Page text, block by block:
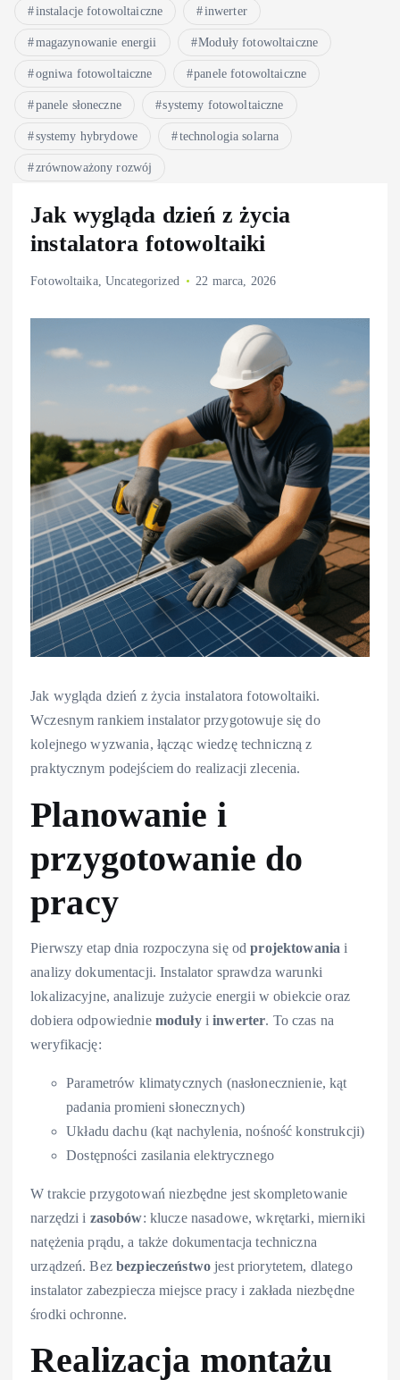
instalacje fotowoltaiczne inwerter
magazynowanie energii Moduły fotowoltaiczne
ogniwa fotowoltaiczne panele fotowoltaiczne
panele słoneczne systemy fotowoltaiczne
systemy hybrydowe technologia solarna
zrównoważony rozwój
Jak wygląda dzień z życia
instalatora fotowoltaiki
Fotowoltaika,Uncategorized 22 marca, 2026
Jak wygląda dzień z życia instalatora fotowoltaiki.
Wczesnym rankiem instalator przygotowuje się do
kolejnego wyzwania, łącząc wiedzę techniczną z
praktycznym podejściem do realizacji zlecenia.
Planowanie i
przygotowanie do
pracy
Pierwszy etap dnia rozpoczyna się odprojektowania i
analizy dokumentacji. Instalator sprawdza warunki
lokalizacyjne, analizuje zużycie energii w obiekcie oraz
dobiera odpowiednie modułyiinwerter. To czas na
weryfikację:
Parametrów klimatycznych (nasłonecznienie, kąt
padania promieni słonecznych)
Układu dachu (kąt nachylenia, nośność konstrukcji)
Dostępności zasilania elektrycznego
W trakcie przygotowań niezbędne jest skompletowanie
narzędzi i zasobów: klucze nasadowe, wkrętarki, mierniki
natężenia prądu, a także dokumentacja techniczna
urządzeń. Bezbezpieczeństwo jest priorytetem, dlatego
instalator zabezpiecza miejsce pracy i zakłada niezbędne
środki ochronne.
Realizacja montażu